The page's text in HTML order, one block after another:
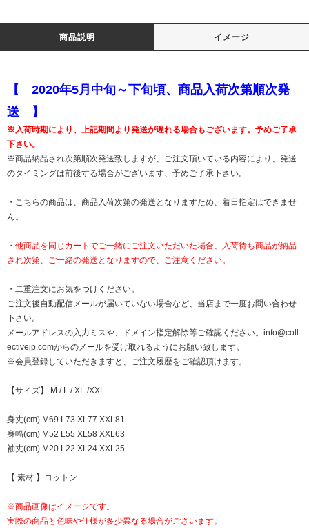
商品説明 イメージ
【 2020年5月中旬～下旬頃、商品入荷次第順次発
送 】
※入荷時期により、上記期間より発送が遅れる場合もございます。予めご了承
下さい。
※商品納品され次第順次発送致しますが、ご注文頂いている内容により、発送
のタイミングは前後する場合がございます、予めご了承下さい。
・こちらの商品は、商品入荷次第の発送となりますため、着日指定はできませ
ん。
・他商品を同じカートでご一緒にご注文いただいた場合、入荷待ち商品が納品
され次第、ご一緒の発送となりますので、ご注意ください。
・二重注文にお気をつけください。
ご注文後自動配信メールが届いていない場合など、当店まで一度お問い合わせ
下さい。
メールアドレスの入力ミスや、ドメイン指定解除等ご確認ください。 info@coll
ectivejp.comからのメールを受け取れるようにお願い致します。
※会員登録していただきますと、ご注文履歴をご確認頂けます。
【サイズ】 M / L / XL /XXL
身丈(cm) M69 L73 XL77 XXL81
身幅(cm) M52 L55 XL58 XXL63
袖丈(cm) M20 L22 XL24 XXL25
【 素材 】コットン
※商品画像はイメージです。
実際の商品と色味や仕様が多少異なる場合がございます。